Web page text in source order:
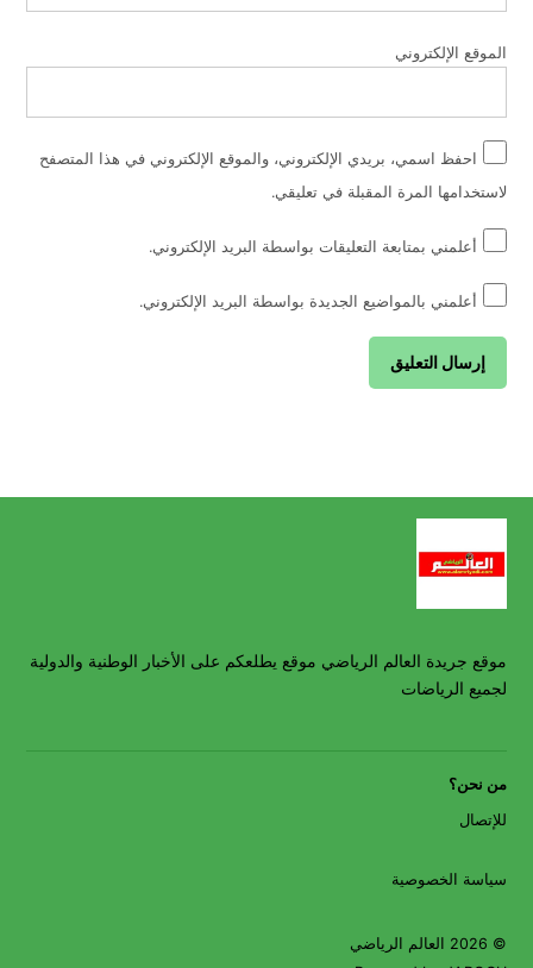
الموقع الإلكتروني
احفظ اسمي، بريدي الإلكتروني، والموقع الإلكتروني في هذا المتصفح
لاستخدامها المرة المقبلة في تعليقي.
أعلمني بمتابعة التعليقات بواسطة البريد الإلكتروني.
أعلمني بالمواضيع الجديدة بواسطة البريد الإلكتروني.
موقع جريدة العالم الرياضي موقع يطلعكم على الأخبار الوطنية والدولية
لجميع الرياضات
من نحن؟
للإتصال
سياسة الخصوصية
© 2026 العالم الرياضي